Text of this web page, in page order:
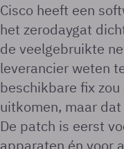
Cisco heeft een
het zerodaygat
de veelgebruikte
leverancier weten
beschikbare fix
uitkomen, maar
De patch is eerst
apparaten én voor